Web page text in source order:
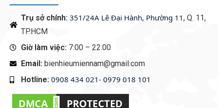
Trụ sở chính: 351/24A Lê Đại Hành, Phường 11, Q. 11,
TP.HCM
Giờ làm việc: 7:00 – 22:00
Email: bienhieumiennam@gmail.com
Hotline: 0908 434 021- 0979 018 101